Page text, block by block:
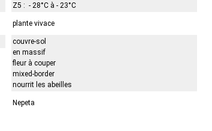
Z5 : - 28°C à - 23°C
plante vivace
couvre-sol
en massif
fleur à couper
mixed-border
nourrit les abeilles
Nepeta